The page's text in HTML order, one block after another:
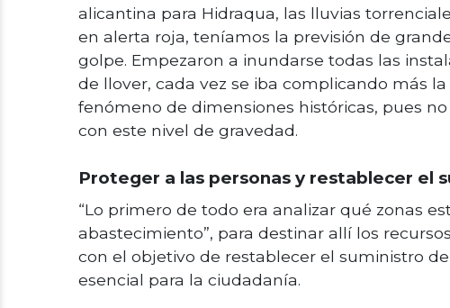
alicantina para Hidraqua, las lluvias
en alerta roja, teníamos la previsión de
golpe. Empezaron a inundarse todas las
de llover, cada vez se iba complicando más
fenómeno de dimensiones históricas, pues
con este nivel de gravedad.
Proteger a las personas y restablecer el
“Lo primero de todo era analizar qué zonas
abastecimiento”, para destinar allí los
con el objetivo de restablecer el suministro
esencial para la ciudadanía.